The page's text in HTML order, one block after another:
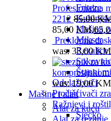
Friteze
Mašina
Mikser
Rezalice
Štapni
Odvlaživači
Pročišćivači
Ražnjevi i
Sjecko
Profesionalna
2212 85,00
85,00 KM.
Preklopna
was: 33,00
was: 19,00
Mašine i alati
Alat za kuću
Alat za rezanje